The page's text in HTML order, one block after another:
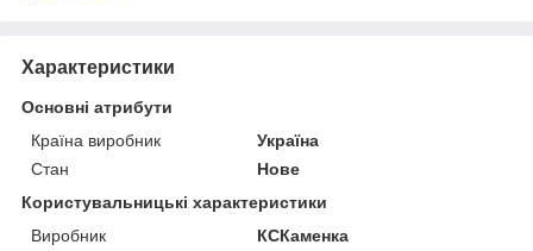
Характеристики
Основні атрибути
Країна виробник
Україна
Стан
Нове
Користувальницькі характеристики
Виробник
КСКаменка